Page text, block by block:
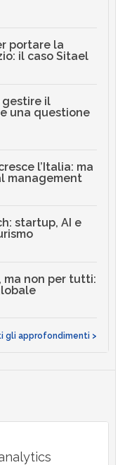
portare la
il caso Sitael
gestire il
una questione
l’Italia: ma
management
startup, AI e
ma non per tutti:
gli approfondimenti >